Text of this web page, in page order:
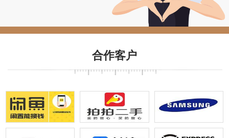
合作客户